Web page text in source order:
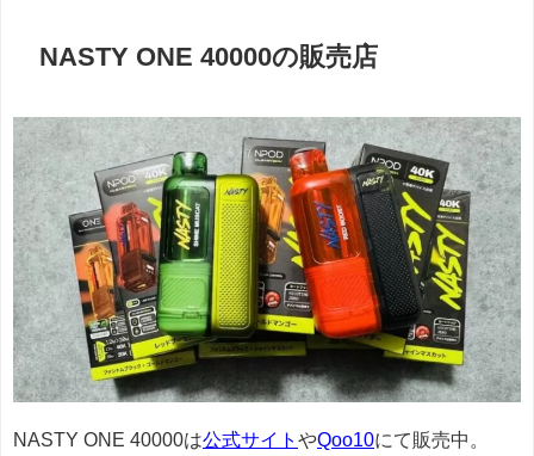
NASTY ONE 40000の販売店
NASTY ONE 40000は公式サイト やQoo10にて販売中。